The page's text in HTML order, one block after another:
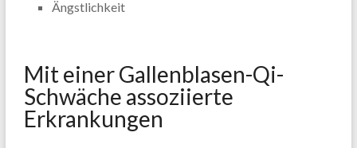
Ängstlichkeit
Mit einer Gallenblasen-Qi-
Schwäche assoziierte
Erkrankungen